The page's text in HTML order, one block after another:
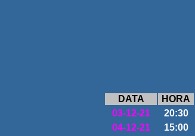
DATA HORA
03-12-21
20:30
04-12-21
15:00